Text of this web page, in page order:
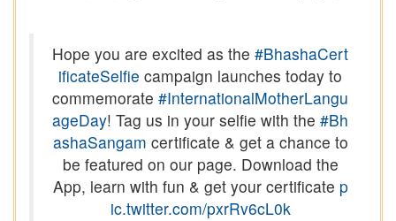
Hope you are excited as the #BhashaCert
ificateSelfie campaign launches today to
commemorate #InternationalMotherLangu
ageDay! Tag us in your selfie with the #Bh
ashaSangam certificate & get a chance to
be featured on our page. Download the
App, learn with fun & get your certificate p
ic.twitter.com/pxrRv6cL0k